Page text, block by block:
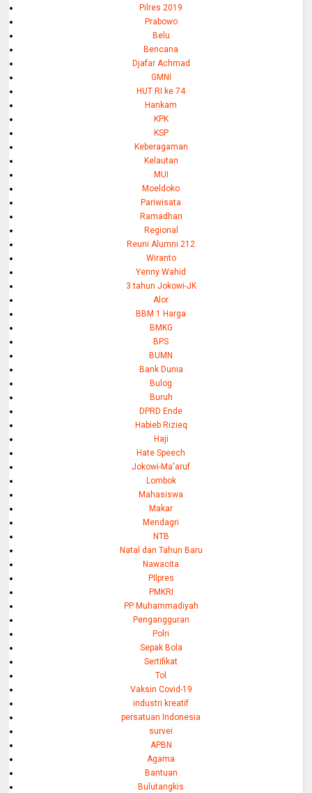
Pilres 2019
Prabowo
Belu
Bencana
Djafar Achmad
GMNI
HUT RI ke 74
Hankam
KPK
KSP
Keberagaman
Kelautan
MUI
Moeldoko
Pariwisata
Ramadhan
Regional
Reuni Alumni 212
Wiranto
Yenny Wahid
3 tahun Jokowi-JK
Alor
BBM 1 Harga
BMKG
BPS
BUMN
Bank Dunia
Bulog
Buruh
DPRD Ende
Habieb Rizieq
Haji
Hate Speech
Jokowi-Ma'aruf
Lombok
Mahasiswa
Makar
Mendagri
NTB
Natal dan Tahun Baru
Nawacita
PIlpres
PMKRI
PP Muhammadiyah
Pengangguran
Polri
Sepak Bola
Sertifikat
Tol
Vaksin Covid-19
industri kreatif
persatuan Indonesia
survei
APBN
Agama
Bantuan
Bulutangkis